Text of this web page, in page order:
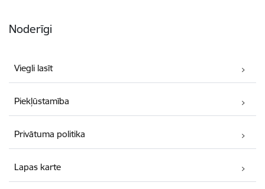
Noderīgi
Viegli lasīt
Piekļūstamība
Privātuma politika
Lapas karte